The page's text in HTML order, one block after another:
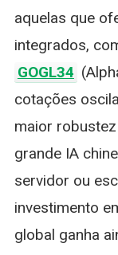
aquelas que
integrados,
GOGL34
cotações
maior
grande IA
servidor ou
investimento
global ganha